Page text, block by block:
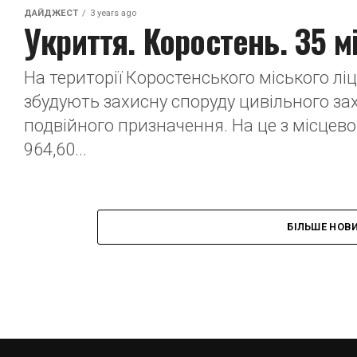
ДАЙДЖЕСТ 3 years ago
Укриття. Коростень. 35
На території Коростенського міського
збудують захисну споруду цивільного
подвійного призначення. На це з
964,60...
БІЛЬШЕ